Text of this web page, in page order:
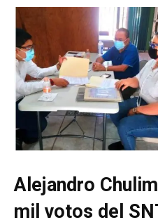
Alejandro
mil votos del